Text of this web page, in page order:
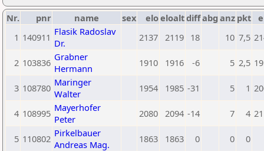
Nr. pnr name sex eloeloaltdiffabg anz pkt
1 140911 Flasik Radoslav
Dr.
2137 2119 18 10 7,5
2 103836 Grabner
Hermann
1910 1916 -6 5 2,5
3 108780 Maringer
Walter
1954 1985 -31 5 1
4 108995 Mayerhofer
Peter
2080 2094 -14 7 4
5 110802 Pirkelbauer
Andreas Mag.
1863 1863 0 0 0